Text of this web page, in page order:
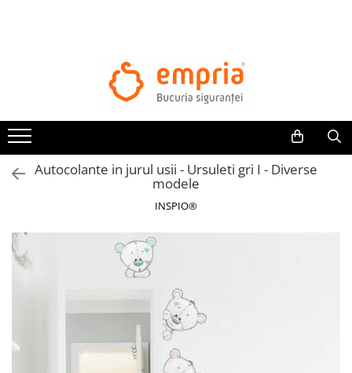
Bariere protectie pentru pat
Protectii mobilier
Banda protectie mobila copii
Sigurante pentru sertare si usi
Sigurante geamuri si usi glisante
Kituri de siguranta pentru copii si
Protectii casa
Autocolante in jurul usii - Ursuleti gri I - Diverse
modele
INSPIO®